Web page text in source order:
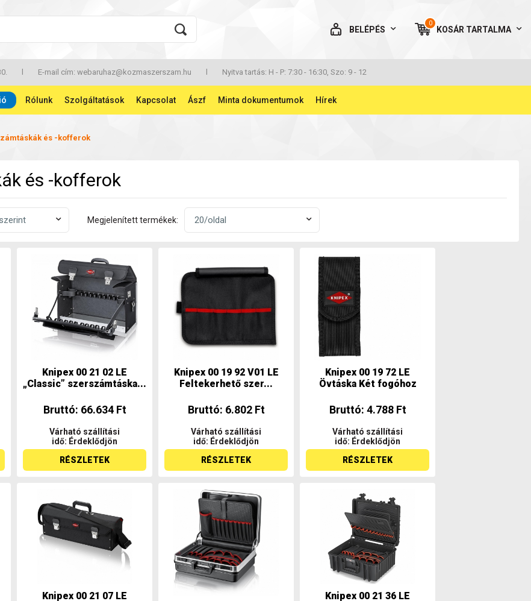
BELÉPÉS
0
KOSÁR TARTALMA
AZ ÖN KOSARA ÜRES
E-mail cím: webaruhaz@kozmaszerszam.hu Nyitva tartás: H - P: 7:30 - 16:30, Szo: 9 - 12
Rólunk Szolgáltatások Kapcsolat Ászf Minta dokumentumok Hírek
és -kofferok
és -kofferok
Megjelenített termékek:
Knipex 00 21 02 LE
„Classic” szerszámtáska...
Bruttó: 66.634 Ft
Várható szállítási
idő: Érdeklődjön
RÉSZLETEK
Knipex 00 19 92 V01 LE
Feltekerhető szer...
Bruttó: 6.802 Ft
Várható szállítási
idő: Érdeklődjön
RÉSZLETEK
Knipex 00 19 72 LE
Övtáska Két fogóhoz
Bruttó: 4.788 Ft
Várható szállítási
idő: Érdeklődjön
RÉSZLETEK
Knipex 00 21 07 LE
Knipex 00 21 36 LE